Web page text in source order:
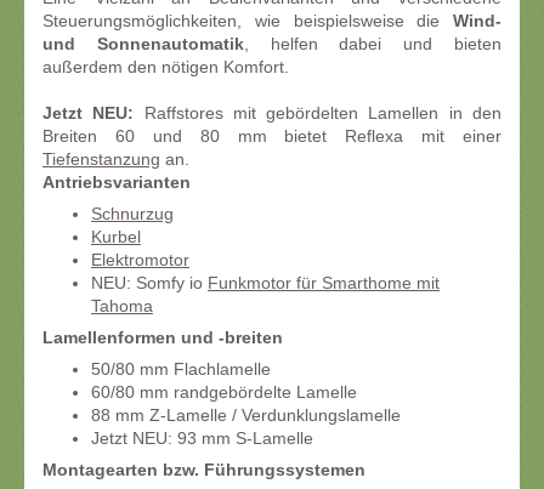
Steuerungsmöglichkeiten, wie beispielsweise die Wind-
und Sonnenautomatik, helfen dabei und bieten
außerdem den nötigen Komfort.
Jetzt NEU: Raffstores mit gebördelten Lamellen in den
Breiten 60 und 80 mm bietet Reflexa mit einer
Tiefenstanzung an.
Antriebsvarianten
Schnurzug
Kurbel
Elektromotor
NEU: Somfy io Funkmotor für Smarthome mit
Tahoma
Lamellenformen und -breiten
50/80 mm Flachlamelle
60/80 mm randgebördelte Lamelle
88 mm Z-Lamelle / Verdunklungslamelle
Jetzt NEU: 93 mm S-Lamelle
Montagearten bzw. Führungssystemen